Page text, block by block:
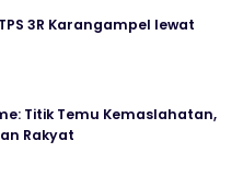
3R Karangampel lewat
Titik Temu Kemaslahatan,
Rakyat